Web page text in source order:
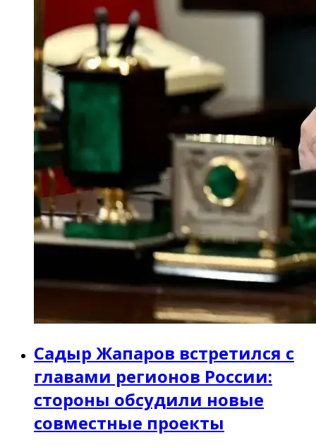
Садыр Жапаров встретился с
главами регионов России:
стороны обсудили новые
совместные проекты